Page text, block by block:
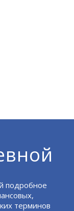
подробное
терминов